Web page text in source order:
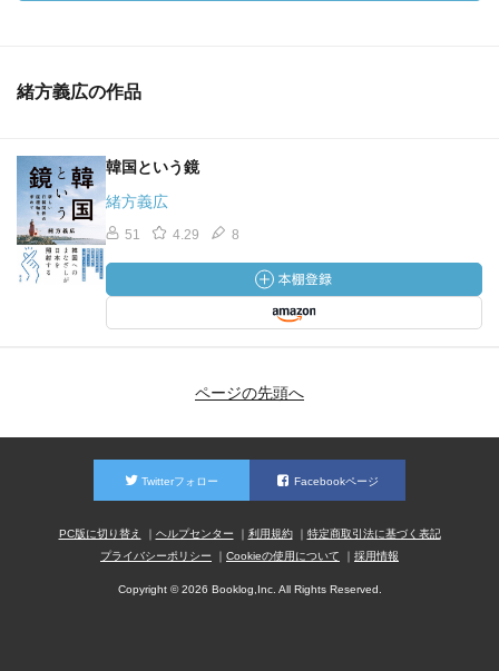
緒方義広の作品
韓国という鏡
緒方義広
51 4.29 8
ページの先頭へ
Twitterフォロー Facebookページ
PC版に切り替え ヘルプセンター 利用規約
特定商取引法に基づく表記
プライバシーポリシー
Cookieの使用について 採用情報
Copyright © 2026 Booklog,Inc. All Rights Reserved.